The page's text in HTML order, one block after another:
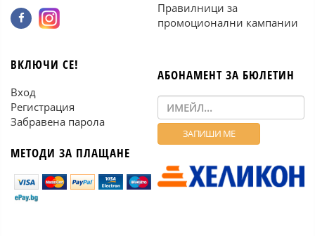
Правилници за
промоционални кампании
ВКЛЮЧИ СЕ!
Вход
Регистрация
Забравена парола
МЕТОДИ ЗА ПЛАЩАНЕ
АБОНАМЕНТ ЗА БЮЛЕТИН